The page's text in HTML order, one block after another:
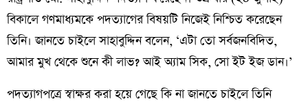
বিকালে গণমাধ্যমকে পদত্যাগের বিষয়টি নিজেই নিশ্চিত করেছেন
তিনি। জানতে চাইলে সাহাবুদ্দিন বলেন, ‘এটা তো সর্বজনবিদিত,
আমার মুখ থেকে শুনে কী লাভ? আই অ্যাম সিক, সো ইট ইজ ডান।’
পদত্যাগপত্রে স্বাক্ষর করা হয়ে গেছে কি না জানতে চাইলে তিনি